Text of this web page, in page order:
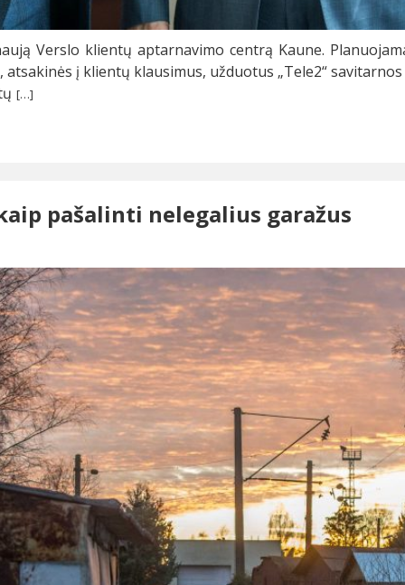
Verslo klientų aptarnavimo centrą Kaune.
į klientų klausimus, užduotus „Tele2“
[…]
pašalinti nelegalius garažus